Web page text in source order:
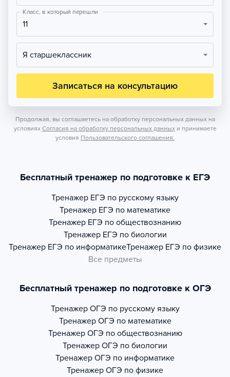
Класс, в который перешли
11
Я старшеклассник
Записаться на консультацию
Продолжая, вы соглашаетесь на обработку персональных данных на
условиях Согласия на обработку персональных данных и принимаете
условия Пользовательского соглашения.
Бесплатный тренажер по подготовке к ЕГЭ
Тренажер ЕГЭ по русскому языку
Тренажер ЕГЭ по математике
Тренажер ЕГЭ по обществознанию
Тренажер ЕГЭ по биологии
Тренажер ЕГЭ по информатикеТренажер ЕГЭ по физике
Все предметы
Бесплатный тренажер по подготовке к ОГЭ
Тренажер ОГЭ по русскому языку
Тренажер ОГЭ по математике
Тренажер ОГЭ по обществознанию
Тренажер ОГЭ по биологии
Тренажер ОГЭ по информатике
Тренажер ОГЭ по физике